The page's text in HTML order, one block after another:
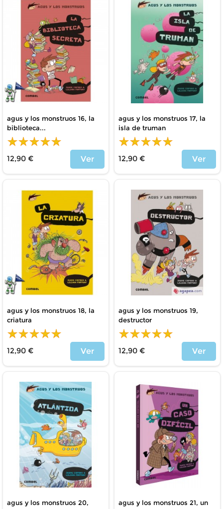
agus y los monstruos 16, la
biblioteca...
12,90 €
Ver
agus y los monstruos 17, la
isla de truman
12,90 €
Ver
agus y los monstruos 18, la
criatura
12,90 €
Ver
agus y los monstruos 19,
destructor
12,90 €
Ver
agus y los monstruos 20,
agus y los monstruos 21, un